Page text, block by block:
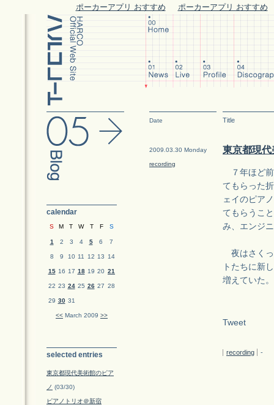
ポーカーアプリ おすすめ ポーカーアプリ おすすめ
Date Title
2009.03.30 Monday
recording
東京都現
７年ほど前
てもらった
ェイのピア
てもらうこ
み、エンジ
夜はさくっ
トたちに新
増えていた
Tweet
recording -
calendar
S M T W T F S
1 2 3 4 5 6 7
8 9 10 11 12 13 14
15 16 17 18 19 20 21
22 23 24 25 26 27 28
29 30 31
<< March 2009 >>
selected entries
東京都現代美術館のピア
ノ (03/30)
ピアノトリオ＠新宿